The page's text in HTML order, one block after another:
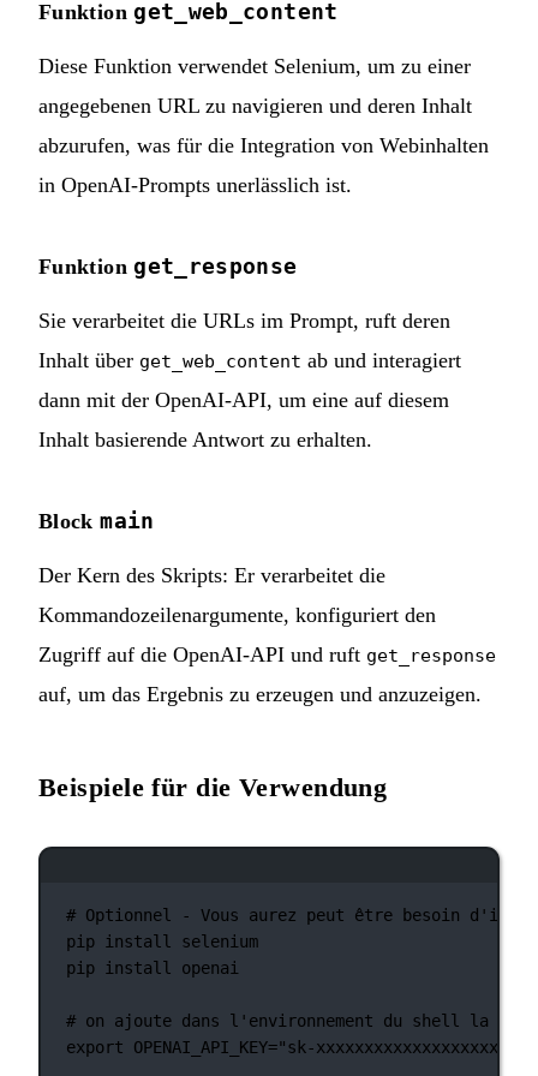
Funktion get_web_content
Diese Funktion verwendet Selenium, um zu einer
angegebenen URL zu navigieren und deren Inhalt
abzurufen, was für die Integration von Webinhalten
in OpenAI-Prompts unerlässlich ist.
Funktion get_response
Sie verarbeitet die URLs im Prompt, ruft deren
Inhalt über get_web_content ab und interagiert
dann mit der OpenAI-API, um eine auf diesem
Inhalt basierende Antwort zu erhalten.
Blockmain
Der Kern des Skripts: Er verarbeitet die
Kommandozeilenargumente, konfiguriert den
Zugriff auf die OpenAI-API und ruft get_response
auf, um das Ergebnis zu erzeugen und anzuzeigen.
Beispiele für die Verwendung
# Optionnel - Vous aurez peut être besoin
pip
install
selenium
pip
install openai
# on ajoute dans l'environnement du shell la clé
export OPENAI_API_KEY="sk-